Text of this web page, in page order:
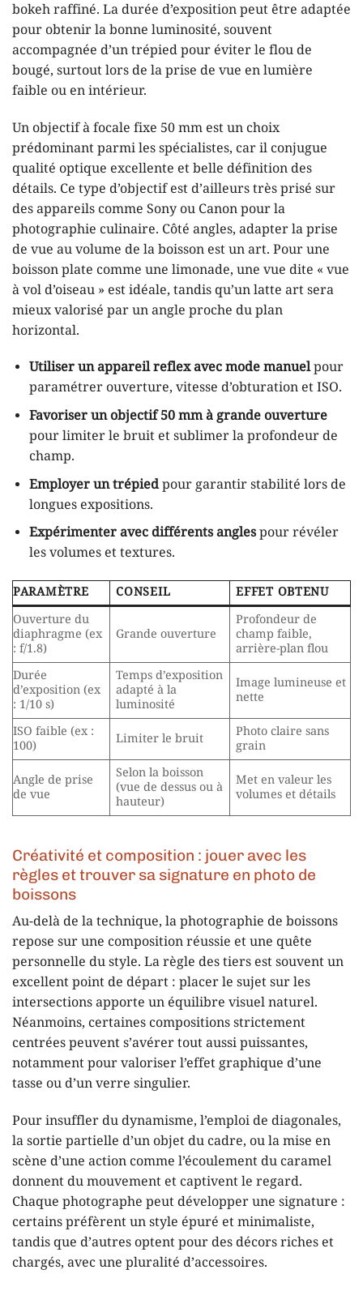
bokeh raffiné. La durée d’exposition peut être adaptée
pour obtenir la bonne luminosité, souvent
accompagnée d’un trépied pour éviter le flou de
bougé, surtout lors de la prise de vue en lumière
faible ou en intérieur.
Un objectif à focale fixe 50 mm est un choix
prédominant parmi les spécialistes, car il conjugue
qualité optique excellente et belle définition des
détails. Ce type d’objectif est d’ailleurs très prisé sur
des appareils comme Sony ou Canon pour la
photographie culinaire. Côté angles, adapter la prise
de vue au volume de la boisson est un art. Pour une
boisson plate comme une limonade, une vue dite « vue
à vol d’oiseau » est idéale, tandis qu’un latte art sera
mieux valorisé par un angle proche du plan
horizontal.
Utiliser un appareil reflex avec mode manuelpour
paramétrer ouverture, vitesse d’obturation et ISO.
Favoriser un objectif 50 mm à grande ouverture
pour limiter le bruit et sublimer la profondeur de
champ.
Employer un trépiedpour garantir stabilité lors de
longues expositions.
Expérimenter avec différents anglespour révéler
les volumes et textures.
PARAMÈTRE CONSEIL
EFFET OBTENU
Ouverture du
diaphragme (ex
: f/1.8)
Grande ouverture
Profondeur de
champ faible,
arrière-plan flou
Durée
d’exposition (ex
: 1/10 s)
Temps d’exposition
adapté à la
luminosité
Image lumineuse et
nette
ISO faible (ex :
100)
Limiter le bruit
Photo claire sans
grain
Angle de prise
de vue
Selon la boisson
(vue de dessus ou à
hauteur)
Met en valeur les
volumes et détails
Créativité et composition : jouer avec les
règles et trouver sa signature en photo de
boissons
Au-delà de la technique, la photographie de boissons
repose sur une composition réussie et une quête
personnelle du style. La règle des tiers est souvent un
excellent point de départ : placer le sujet sur les
intersections apporte un équilibre visuel naturel.
Néanmoins, certaines compositions strictement
centrées peuvent s’avérer tout aussi puissantes,
notamment pour valoriser l’effet graphique d’une
tasse ou d’un verre singulier.
Pour insuffler du dynamisme, l’emploi de diagonales,
la sortie partielle d’un objet du cadre, ou la mise en
scène d’une action comme l’écoulement du caramel
donnent du mouvement et captivent le regard.
Chaque photographe peut développer une signature :
certains préfèrent un style épuré et minimaliste,
tandis que d’autres optent pour des décors riches et
chargés, avec une pluralité d’accessoires.